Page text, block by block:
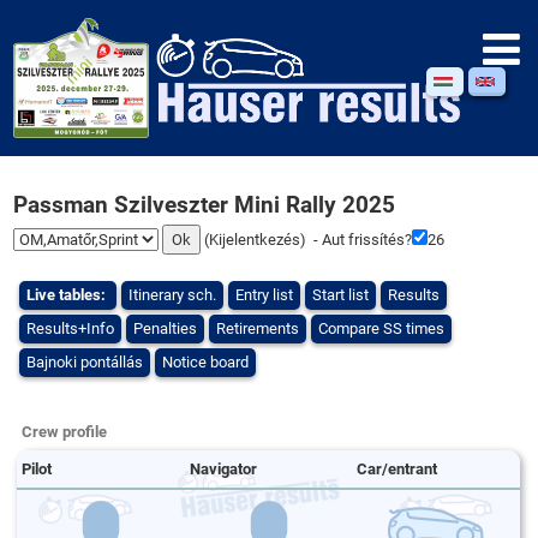
Passman Szilveszter Mini Rally 2025
(Kijelentkezés) - Aut frissítés? 26
Live tables: Itinerary sch. Entry list Start list
Results
Results+Info
Penalties Retirements
Compare SS times
Bajnoki pontállás
Notice board
Crew profile
Pilot Navigator Car/entrant